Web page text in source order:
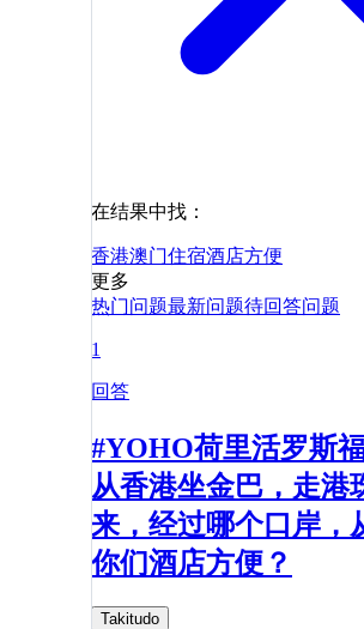
在结果中找：
香港澳门住宿酒店方便
更多
热门问题最新问题待回答问题
1
回答
#YOHO荷里活罗斯
从香港坐金巴，走港
来，经过哪个口岸，
你们酒店方便？
Takitudo